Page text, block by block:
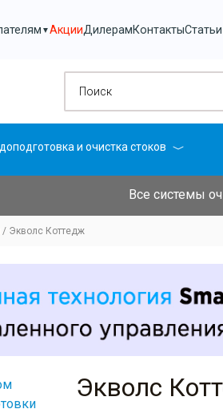
▼АкцииДилерамКонтактыСтатьи
и очистка стоков
Все системы
Экволс Коттедж
Экволс